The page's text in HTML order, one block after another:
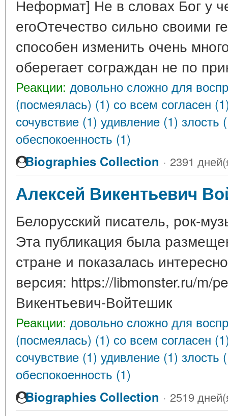
Неформат] Не в словах Бог у
егоОтечество сильно своими
способен изменить очень
оберегает сограждан не по
Реакции: довольно сложно для
(посмеялась) (1) со всем согласен
сочувствие (1) удивление (1) злость
обеспокоенность (1)
Biographies Collection · 2391
Алексей Викентьевич
Белорусский писатель, рок-
Эта публикация была
стране и показалась
версия: https://libmonster.ru/m/
Викентьевич-Войтешик
Реакции: довольно сложно для
(посмеялась) (1) со всем согласен
сочувствие (1) удивление (1) злость
обеспокоенность (1)
Biographies Collection · 2519